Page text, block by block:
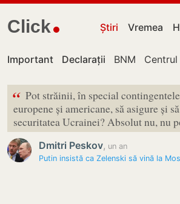
Click Știri Vremea
Important Declarații BNM
“ Pot străinii, în special
europene și americane, să asigure și
securitatea Ucrainei? Absolut nu, nu
Dmitri Peskov, un an